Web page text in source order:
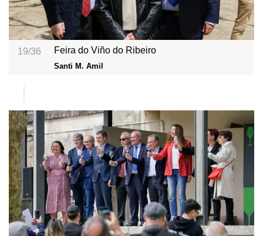
19/36 Feira do Viño do Ribeiro
Santi M. Amil